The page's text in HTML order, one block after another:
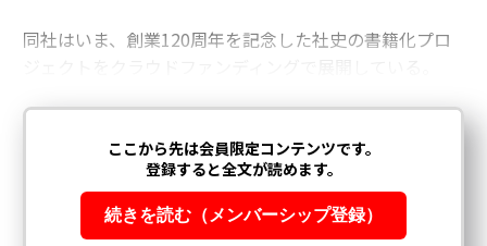
同社はいま、創業120周年を記念した社史の書籍化プロ